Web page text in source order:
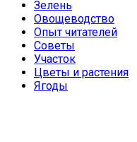
Зелень
Овощеводство
Опыт читателей
Советы
Участок
Цветы и растения
Ягоды